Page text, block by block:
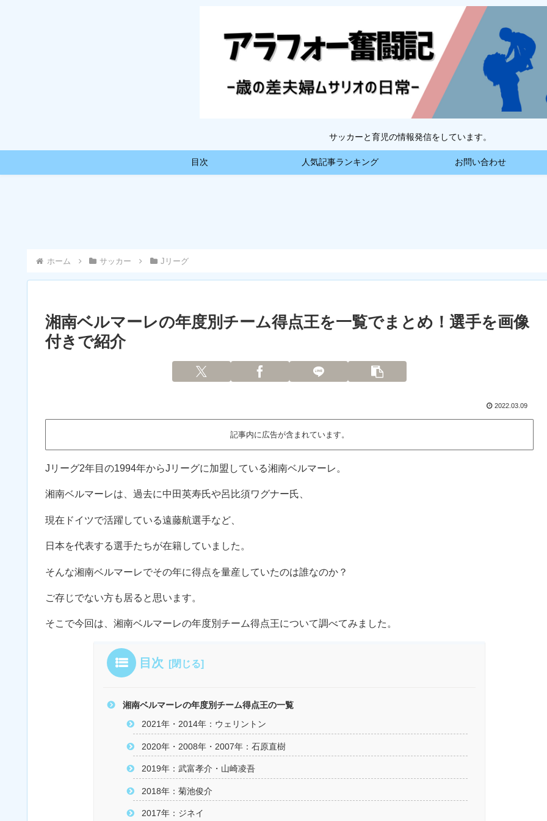
サッカーと育児の情報発信をしています。
目次 人気記事ランキング お問い合わせ
ホーム サッカー Jリーグ
湘南ベルマーレの年度別チーム得点王を一覧でまとめ！選手を画像
付きで紹介
2022.03.09
記事内に広告が含まれています。
Jリーグ2年目の1994年からJリーグに加盟している湘南ベルマーレ。
湘南ベルマーレは、過去に中田英寿氏や呂比須ワグナー氏、
現在ドイツで活躍している遠藤航選手など、
日本を代表する選手たちが在籍していました。
そんな湘南ベルマーレでその年に得点を量産していたのは誰なのか？
ご存じでない方も居ると思います。
そこで今回は、湘南ベルマーレの年度別チーム得点王について調べてみました。
目次
湘南ベルマーレの年度別チーム得点王の一覧
2021年・2014年：ウェリントン
2020年・2008年・2007年：石原直樹
2019年：武富孝介・山崎凌吾
2018年：菊池俊介
2017年：ジネイ